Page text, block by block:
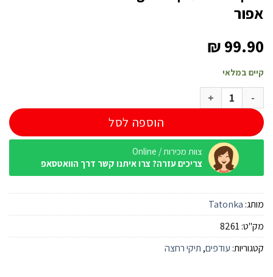
אפור
₪99.90
קיים במלאי
כמות של תיק רחצה ענק Tatonka Wash Bag DLX אפור
הוספה לסל
צוות מכירות / Online
צריכים עזרה? צרו איתנו קשר דרך הוואטסאפ
מותג: Tatonka
מק"ט:8261
קטגוריות: עודפים, תיקי רחצה